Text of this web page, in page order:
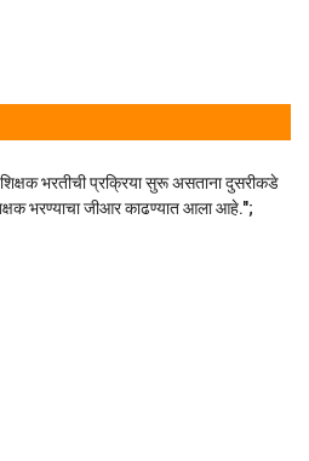
शिक्षक भरतीची प्रक्रिया सुरू असताना दुसरीकडे
भरण्याचा जीआर काढण्यात आला आहे.";